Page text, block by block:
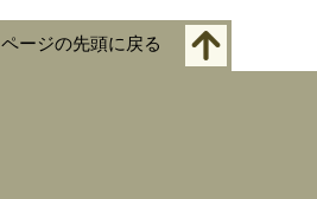
ページの先頭に戻る